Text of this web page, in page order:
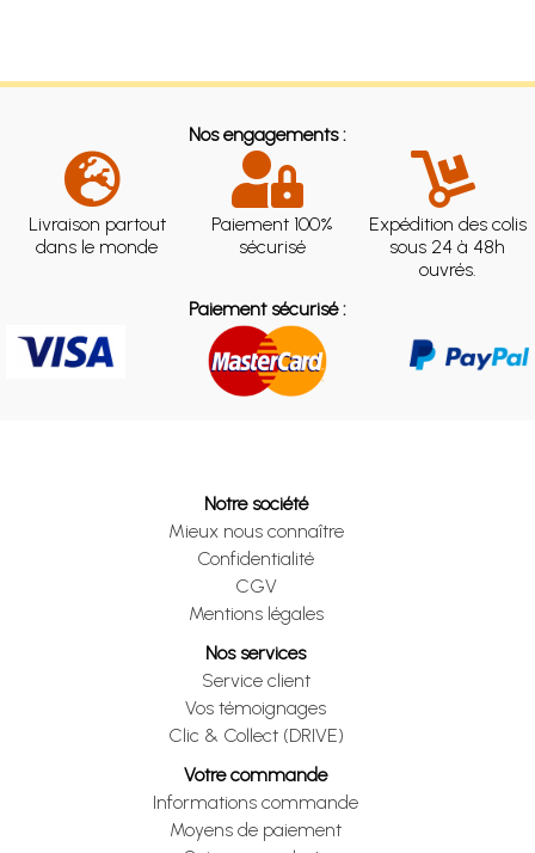
Nos engagements :
Livraison partout
dans le monde
Paiement 100%
sécurisé
Expédition des colis
sous 24 à 48h
ouvrés.
Paiement sécurisé :
Notre société
Mieux nous connaître
Confidentialité
CGV
Mentions légales
Nos services
Service client
Vos témoignages
Clic & Collect (DRIVE)
Votre commande
Informations commande
Moyens de paiement